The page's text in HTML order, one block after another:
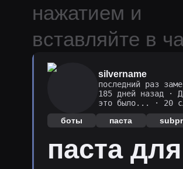
нажатием и
вставляйте в
silvername
последний раз
185 дней назад ·
это было...
· 20
боты
паста
паста для